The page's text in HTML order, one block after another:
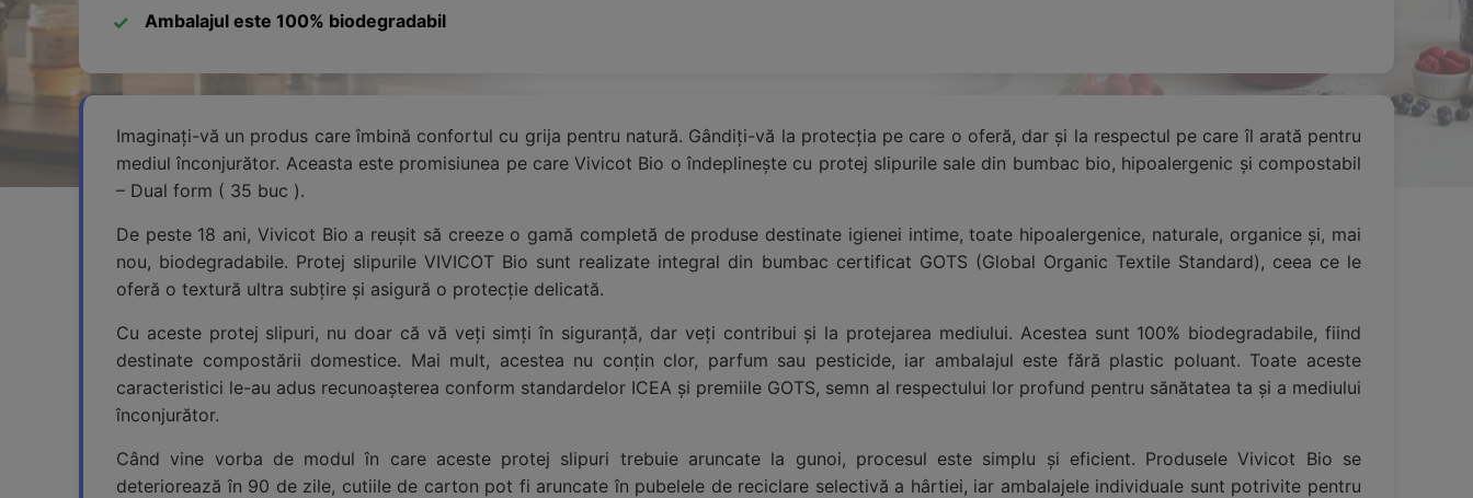
Ambalajul este 100% biodegradabil
Imaginați-vă un produs care îmbină confortul cu grija pentru natură. Gândiți-vă la protecția pe care o oferă, dar și la respectul pe care îl arată pentru
mediul înconjurător. Aceasta este promisiunea pe care Vivicot Bio o îndeplinește cu protej slipurile sale din bumbac bio, hipoalergenic și compostabil
– Dual form ( 35 buc ).
De peste 18 ani, Vivicot Bio a reușit să creeze o gamă completă de produse destinate igienei intime, toate hipoalergenice, naturale, organice și, mai
nou, biodegradabile. Protej slipurile VIVICOT Bio sunt realizate integral din bumbac certificat GOTS (Global Organic Textile Standard), ceea ce le
oferă o textură ultra subțire și asigură o protecție delicată.
Cu aceste protej slipuri, nu doar că vă veți simți în siguranță, dar veți contribui și la protejarea mediului. Acestea sunt 100% biodegradabile, fiind
destinate compostării domestice. Mai mult, acestea nu conțin clor, parfum sau pesticide, iar ambalajul este fără plastic poluant. Toate aceste
caracteristici le-au adus recunoașterea conform standardelor ICEA și premiile GOTS, semn al respectului lor profund pentru sănătatea ta și a mediului
înconjurător.
Când vine vorba de modul în care aceste protej slipuri trebuie aruncate la gunoi, procesul este simplu și eficient. Produsele Vivicot Bio se
deteriorează în 90 de zile, cutiile de carton pot fi aruncate în pubelele de reciclare selectivă a hârtiei, iar ambalajele individuale sunt potrivite pentru